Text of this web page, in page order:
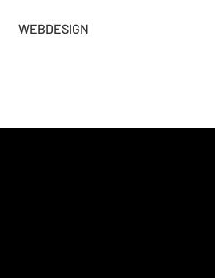
WEBDESIGN